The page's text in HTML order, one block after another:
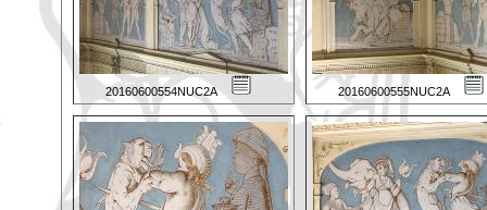
20160600554NUC2A 20160600555NUC2A